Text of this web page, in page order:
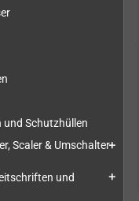
und Schutzhüllen
Scaler & Umschalteradd
und
add